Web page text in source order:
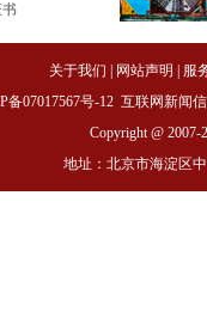
关于我们 网站声明
服
备07017567号-12 互联网新闻
Copyright @ 2007-
地址：北京市海淀区